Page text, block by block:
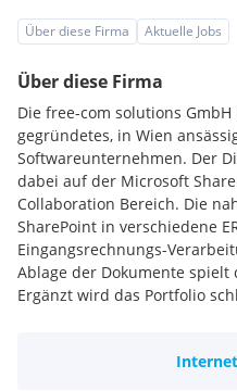
Über diese Firma Aktuelle Jobs
Über diese Firma
Die free-com solutions
gegründetes, in Wien
Softwareunternehmen. Der
dabei auf der Microsoft
Collaboration Bereich. Die
SharePoint in verschiedene
Eingangsrechnungs-
Ablage der Dokumente spielt
Ergänzt wird das Portfolio
Compliance Richtlinien